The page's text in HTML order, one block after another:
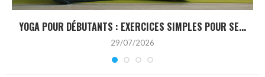
YOGA POUR DÉBUTANTS : EXERCICES SIMPLES POUR SE...
29/07/2026